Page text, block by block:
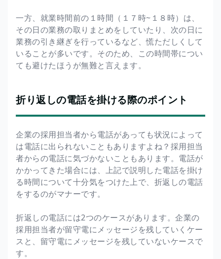
一方、就業時間前の１時間（１７時~１８時）は、
その日の業務の取りまとめをしていたり、次の日に
業務の引き継ぎを行っているなど、慌ただしくして
いることが多いです。そのため、この時間帯につい
ても避けたほうが無難と言えます。
折り返しの電話を掛ける際のポイント
企業の採用担当者から電話があっても状況によって
は電話に出られないこともありますよね？採用担当
者からの電話に気づかないこともあります。電話が
かかってきた場合には、上記で説明した電話を掛け
る時間について十分気をつけた上で、折返しの電話
をするのがマナーです。
折返しの電話には2つのケースがあります。企業の
採用担当者が留守電にメッセージを残していくケー
スと、留守電にメッセージを残していないケースで
す。